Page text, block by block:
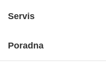
Servis
Poradna